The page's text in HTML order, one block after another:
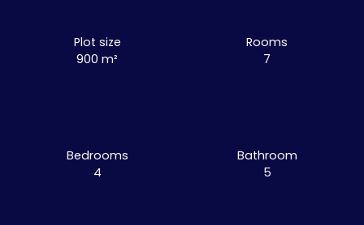
Plot size
900 m²
Rooms
7
Bedrooms
4
Bathroom
5